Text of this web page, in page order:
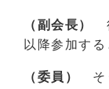
（副会長）
以降参加する
（委員）
そ